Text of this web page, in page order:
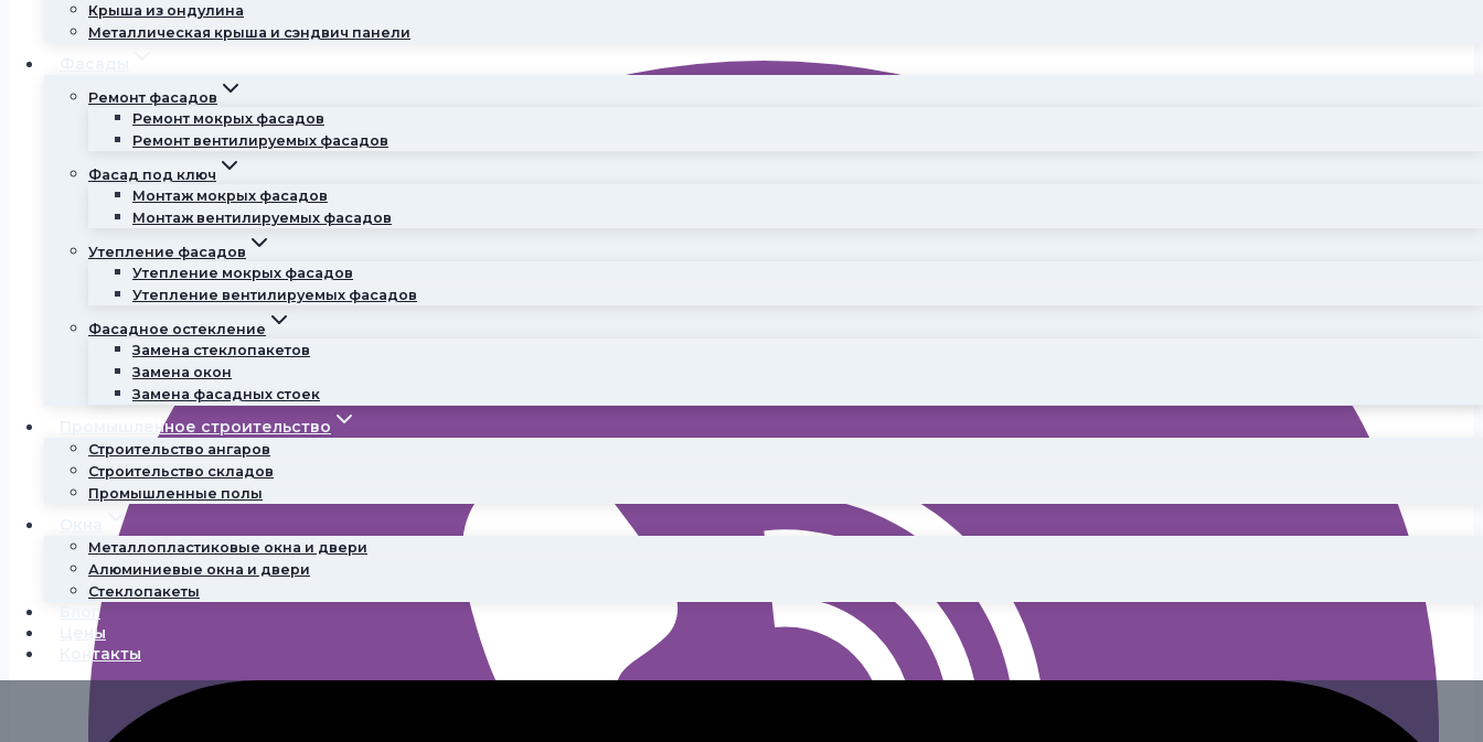
Крыша из ондулина
Металлическая крыша и сэндвич панели
Ремонт фасадов
Ремонт мокрых фасадов
Ремонт вентилируемых фасадов
Фасад под ключ
Монтаж мокрых фасадов
Монтаж вентилируемых фасадов
Утепление фасадов
Утепление мокрых фасадов
Утепление вентилируемых фасадов
Фасадное остекление
Замена стеклопакетов
Замена окон
Замена фасадных стоек
Промышленное строительство
Строительство ангаров
Строительство складов
Промышленные полы
Металлопластиковые окна и двери
Алюминиевые окна и двери
Стеклопакеты
Блог
Цены
Контакты
073 150-55-00